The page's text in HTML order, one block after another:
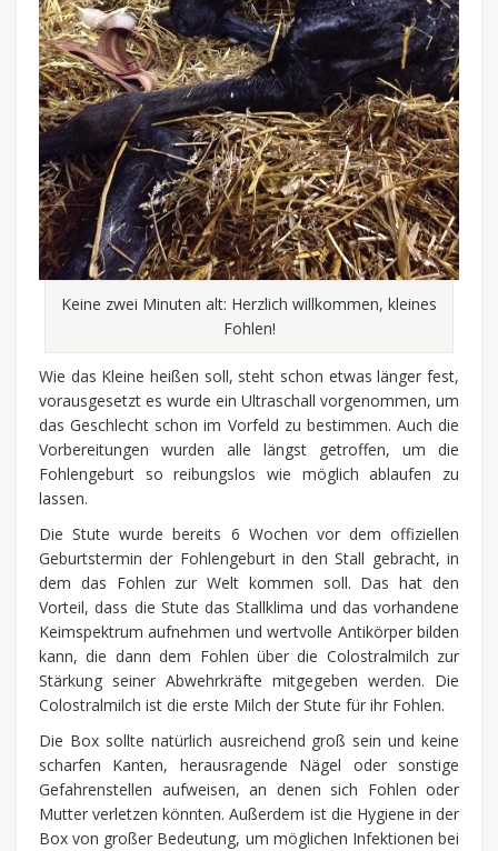
Keine zwei Minuten alt: Herzlich willkommen, kleines
Fohlen!
Wie das Kleine heißen soll, steht schon etwas länger fest,
vorausgesetzt es wurde ein Ultraschall vorgenommen, um
das Geschlecht schon im Vorfeld zu bestimmen. Auch die
Vorbereitungen wurden alle längst getroffen, um die
Fohlengeburt so reibungslos wie möglich ablaufen zu
lassen.
Die Stute wurde bereits 6 Wochen vor dem offiziellen
Geburtstermin der Fohlengeburt in den Stall gebracht, in
dem das Fohlen zur Welt kommen soll. Das hat den
Vorteil, dass die Stute das Stallklima und das vorhandene
Keimspektrum aufnehmen und wertvolle Antikörper bilden
kann, die dann dem Fohlen über die Colostralmilch zur
Stärkung seiner Abwehrkräfte mitgegeben werden. Die
Colostralmilch ist die erste Milch der Stute für ihr Fohlen.
Die Box sollte natürlich ausreichend groß sein und keine
scharfen Kanten, herausragende Nägel oder sonstige
Gefahrenstellen aufweisen, an denen sich Fohlen oder
Mutter verletzen könnten. Außerdem ist die Hygiene in der
Box von großer Bedeutung, um möglichen Infektionen bei